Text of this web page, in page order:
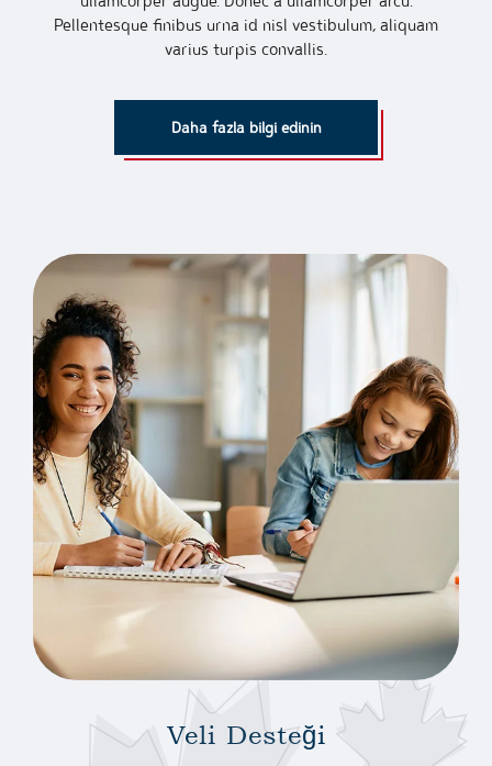
Pellentesque finibus urna id nisl vestibulum, aliquam
varius turpis convallis.
Daha fazla bilgi edinin
Veli Desteği